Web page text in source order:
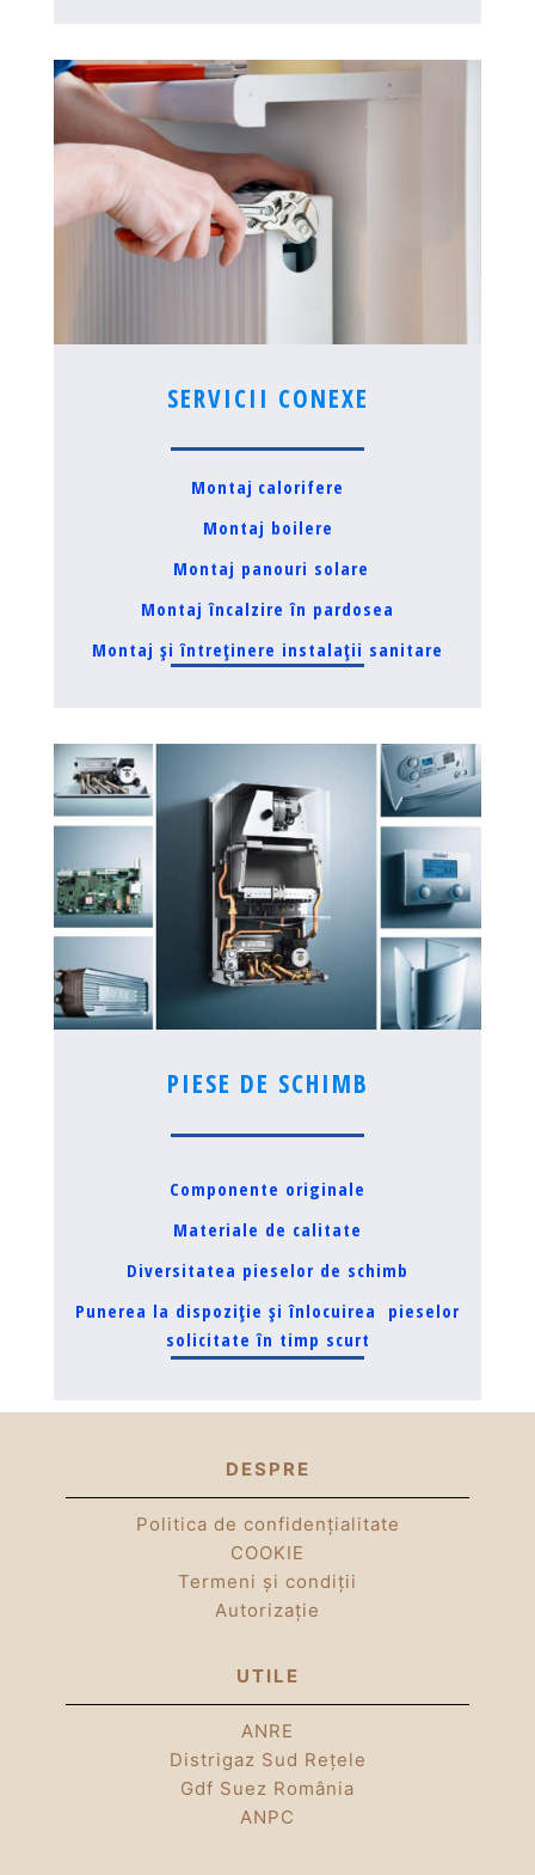
SERVICII CONEXE
Montaj calorifere
Montaj boilere
Montaj panouri solare
Montaj încalzire în pardosea
Montaj și întreținere instalații sanitare
PIESE DE SCHIMB
Componente originale
Materiale de calitate
Diversitatea pieselor de schimb
Punerea la dispoziție și înlocuirea pieselor
solicitate în timp scurt
DESPRE
Politica de confidențialitate
COOKIE
Termeni și condiții
Autorizație
UTILE
ANRE
Distrigaz Sud Rețele
Gdf Suez România
ANPC